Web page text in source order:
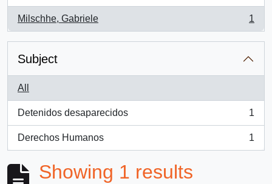
Milschhe, Gabriele
, 1 results
1
Subject
All
Detenidos desaparecidos
, 1 results
1
Derechos Humanos
, 1 results
1
Showing 1 results